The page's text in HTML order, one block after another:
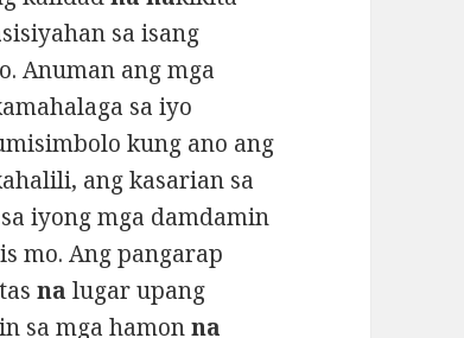
sisiyahan sa isang
Anuman ang mga
sa iyo
kung ano ang
ang kasarian sa
iyong mga damdamin
is mo. Ang pangarap
na lugar upang
sa mga hamonna